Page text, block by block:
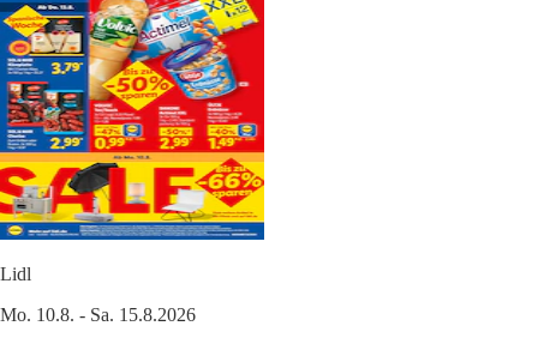
Lidl
Mo. 10.8. - Sa. 15.8.2026